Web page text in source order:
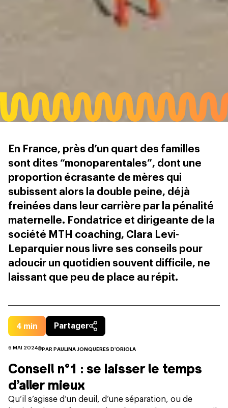
En France, près d’un quart des familles
sont dites “monoparentales”, dont une
proportion écrasante de mères qui
subissent alors la double peine, déjà
freinées dans leur carrière par la pénalité
maternelle. Fondatrice et dirigeante de la
société MTH coaching, Clara Levi-
Leparquier nous livre ses conseils pour
adoucir un quotidien souvent difficile, ne
laissant que peu de place au répit.
4 min Partager
6 MAI 2024 PAR PAULINA JONQUÈRES D'ORIOLA
Conseil n°1 : se laisser le temps
d’aller mieux
Qu’il s’agisse d’un deuil, d’une séparation, ou de